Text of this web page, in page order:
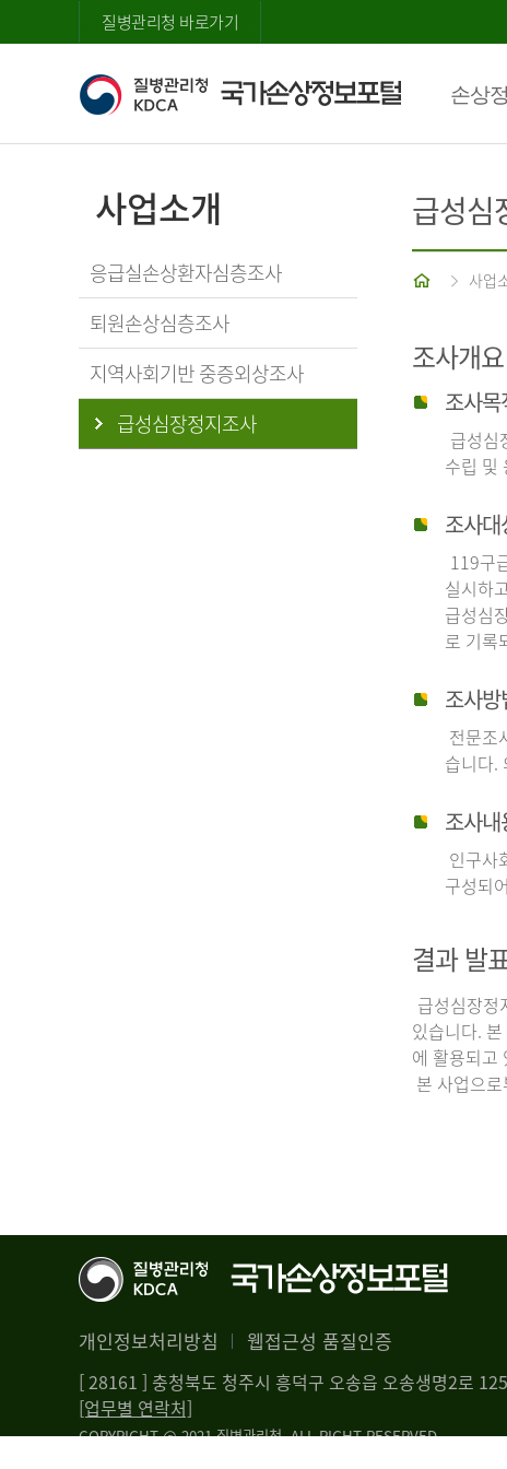
질병관리청 바로가기
손상
사업소개
응급실손상환자심층조사
퇴원손상심층조사
지역사회기반 중증외상조사
급성심장정지조사
급성심
홈 사업
조사개요
조사목
급성심
수립 및
조사대
119구
실시하
급성심
로 기록
조사방
전문조
습니다.
조사내
인구사
구성되
결과 발
급성심장
있습니다.
에 활용되고
본 사업으
개인정보처리방침 웹접근성 품질인증
[ 28161 ] 충청북도 청주시 흥덕구 오송읍 오송생명2로
[업무별 연락처]
COPYRIGHT @ 2021 질병관리청. ALL RIGHT RESERVED